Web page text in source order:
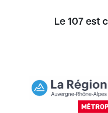
Le 107 est